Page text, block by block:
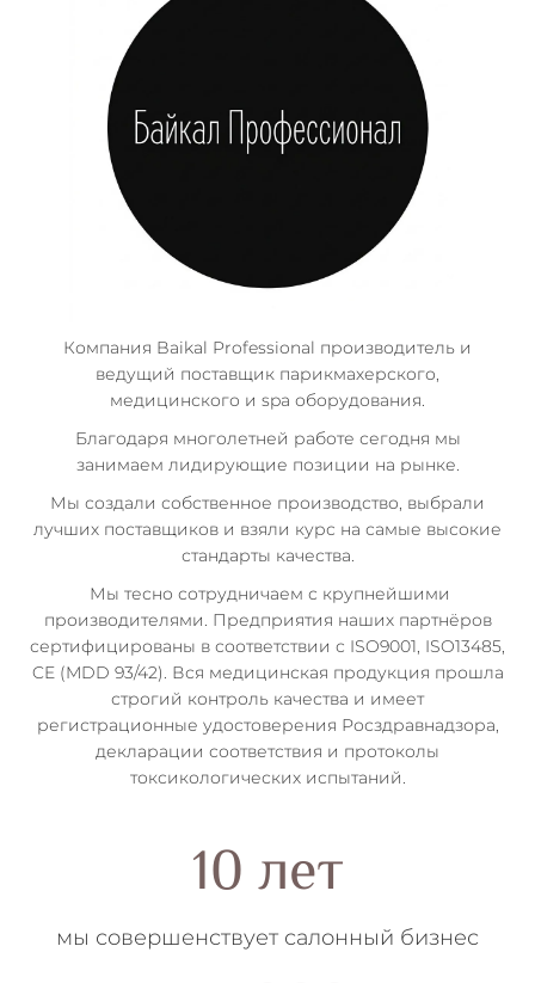
Компания Baikal Professional производитель и
ведущий поставщик парикмахерского,
медицинского и spa оборудования.
Благодаря многолетней работе сегодня мы
занимаем лидирующие позиции на рынке.
Мы создали собственное производство, выбрали
лучших поставщиков и взяли курс на самые высокие
стандарты качества.
Мы тесно сотрудничаем с крупнейшими
производителями. Предприятия наших партнёров
сертифицированы в соответствии с ISO9001, ISO13485,
CE (MDD 93/42). Вся медицинская продукция прошла
строгий контроль качества и имеет
регистрационные удостоверения Росздравнадзора,
декларации соответствия и протоколы
токсикологических испытаний.
10 лет
мы совершенствует салонный бизнес